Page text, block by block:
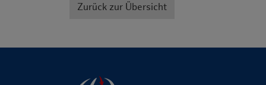
Zurück zur Übersicht